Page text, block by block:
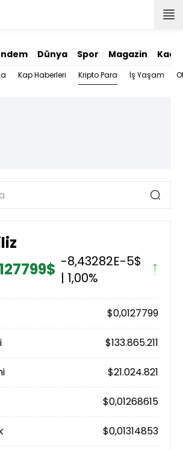
Dünya Spor Magazin
Kap Haberleri Kripto Para İş Yaşam
-8,43282E-5$
| 1,00%
$0,0127799
$133.865.211
$21.024.821
$0,01268615
$0,01314853